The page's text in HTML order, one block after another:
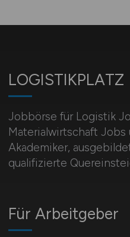
LOGISTIKPLATZ
Jobbörse für Logistik
Materialwirtschaft
Akademiker,
qualifizierte
Für Arbeitgeber